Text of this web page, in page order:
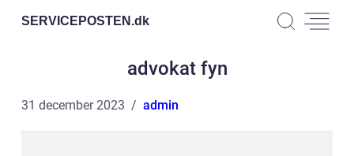
SERVICEPOSTEN.dk
advokat fyn
31 december 2023 admin